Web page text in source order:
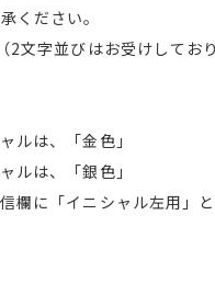
ください。
文字並びはお受けしてお
ルは、「金色」
ルは、「銀色」
欄に「イニシャル左用」